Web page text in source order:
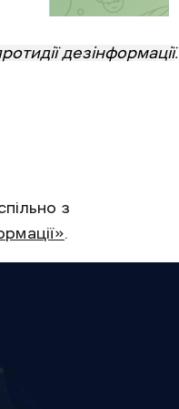
дезінформації.
з
.